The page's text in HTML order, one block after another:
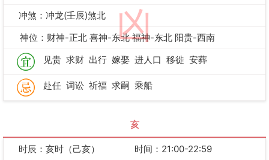
凶
冲煞：冲龙(壬辰)煞北
神位：财神-正北 喜神-东北 福神-东北 阳贵-西南
见贵 求财 出行 嫁娶 进人口 移徙 安葬
赴任 词讼 祈福 求嗣 乘船
亥
时辰：亥时（己亥）
时间：21:00-22:59